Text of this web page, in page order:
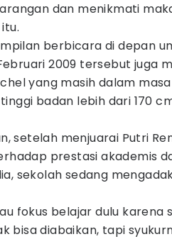
dan menikmati
berbicara di depan
2009 tersebut juga
yang masih dalam
badan lebih dari 170
setelah menjuarai Putri
prestasi akademis
sekolah sedang
fokus belajar dulu karena
bisa diabaikan, tapi